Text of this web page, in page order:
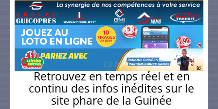
Retrouvez en temps réel et en
continu des infos inédites sur le
site phare de la Guinée